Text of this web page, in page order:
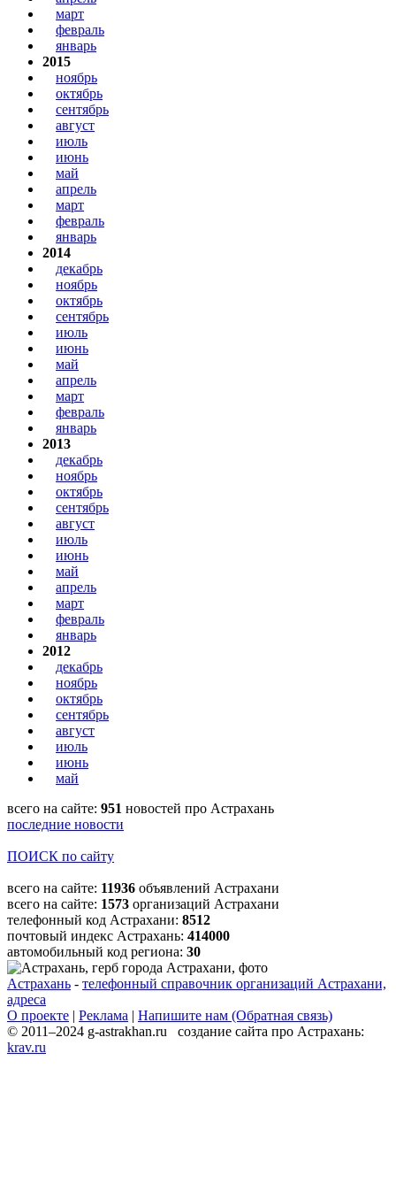
март
февраль
январь
2015
ноябрь
октябрь
сентябрь
август
июль
июнь
май
апрель
март
февраль
январь
2014
декабрь
ноябрь
октябрь
сентябрь
июль
июнь
май
апрель
март
февраль
январь
2013
декабрь
ноябрь
октябрь
сентябрь
август
июль
июнь
май
апрель
март
февраль
январь
2012
декабрь
ноябрь
октябрь
сентябрь
август
июль
июнь
май
всего на сайте: 951 новостей про Астрахань
последние новости
ПОИСК по сайту
всего на сайте: 11936 объявлений Астрахани
всего на сайте: 1573 организаций Астрахани
телефонный код Астрахани: 8512
почтовый индекс Астрахань: 414000
автомобильный код региона: 30
Астрахань - телефонный справочник организаций Астрахани,
адреса
О проекте | Реклама | Напишите нам (Обратная связь)
© 2011–2024 g-astrakhan.ru создание сайта про Астрахань:
krav.ru